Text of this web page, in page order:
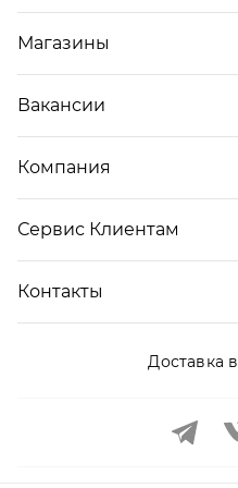
Магазины
Вакансии
Компания
Сервис Клиентам
Контакты
Доставка в